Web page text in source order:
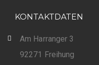
KONTAKTDATEN
Am Harranger 3
92271 Freihung